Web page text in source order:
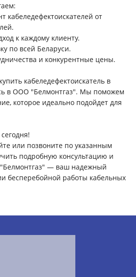
кабеледефектоискателей от
к каждому клиенту.
по всей Беларуси.
и конкурентные цены.
кабеледефектоискатель в
в ООО "Белмонтгаз". Мы поможем
которое идеально подойдет для
или позвоните по указанным
подробную консультацию и
— ваш надежный
бесперебойной работы кабельных